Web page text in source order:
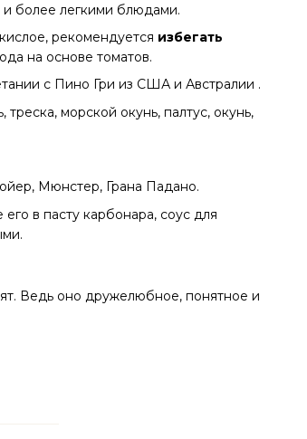
более легкими блюдами.
рекомендуется избегать
на основе томатов.
с Пино Гри из США и Австралии .
морской окунь, палтус, окунь,
Мюнстер, Грана Падано.
его в пасту карбонара, соус для
Ведь оно дружелюбное, понятное и